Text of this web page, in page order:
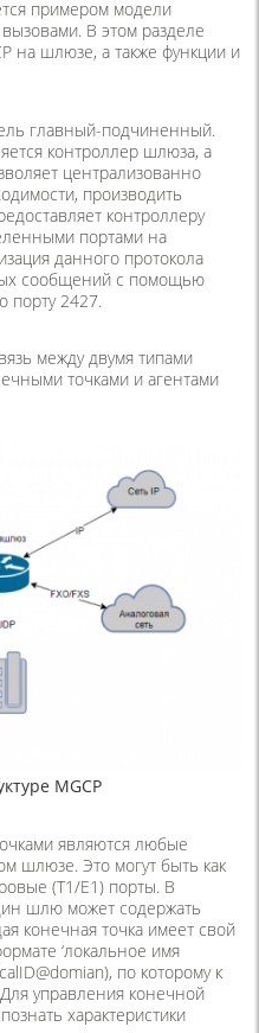
примером модели
В этом разделе
на шлюзе, а также функции и
главный-подчиненный.
контроллер шлюза, а
централизованно
производить
контроллеру
портами на
данного протокола
сообщений с помощью
порту 2427.
между двумя типами
точками и агентами
MGCP
являются любые
шлюзе. Это могут быть как
(T1/E1) порты. В
шлю может содержать
конечная точка имеет свой
‘локальное имя
по которому к
управления конечной
характеристики